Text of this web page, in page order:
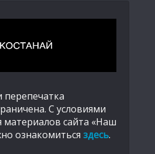
С условиями
материалов сайта «Наш
ознакомиться здесь.